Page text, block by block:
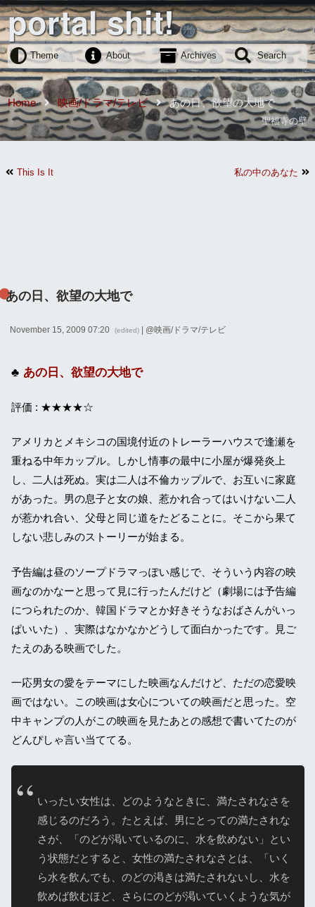
portal shit!
Theme About Archives Search
Home 映画/ドラマ/テレビ あの日、欲望の大地で
聖福寺の壁
This Is It 私の中のあなた
あの日、欲望の大地で
November 15, 2009 07:20 (edited) | @映画/ドラマ/テレビ
あの日、欲望の大地で
評価 : ★★★★☆
アメリカとメキシコの国境付近のトレーラーハウスで逢瀬を
重ねる中年カップル。しかし情事の最中に小屋が爆発炎上
し、二人は死ぬ。実は二人は不倫カップルで、お互いに家庭
があった。男の息子と女の娘、惹かれ合ってはいけない二人
が惹かれ合い、父母と同じ道をたどることに。そこから果て
しない悲しみのストーリーが始まる。
予告編は昼のソープドラマっぽい感じで、そういう内容の映
画なのかなーと思って見に行ったんだけど（劇場には予告編
につられたのか、韓国ドラマとか好きそうなおばさんがいっ
ぱいいた）、実際はなかなかどうして面白かったです。見ご
たえのある映画でした。
一応男女の愛をテーマにした映画なんだけど、ただの恋愛映
画ではない。この映画は女心についての映画だと思った。空
中キャンプの人がこの映画を見たあとの感想で書いてたのが
どんぴしゃ言い当ててる。
いったい女性は、どのようなときに、満たされなさを
感じるのだろう。たとえば、男にとっての満たされな
さが、「のどが渇いているのに、水を飲めない」とい
う状態だとすると、女性の満たされなさとは、「いく
ら水を飲んでも、のどの渇きは満たされないし、水を
飲めば飲むほど、さらにのどが渇いていくような気が